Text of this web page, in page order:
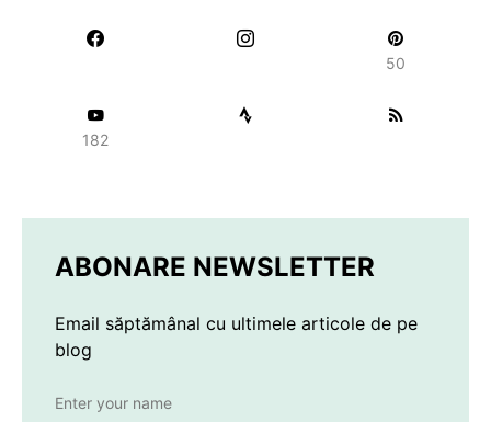
50
182
ABONARE NEWSLETTER
Email săptămânal cu ultimele articole de pe
blog